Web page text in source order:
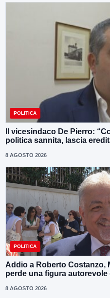
POLITICA
Il vicesindaco De Pierro:
politica sannita, lascia
8 AGOSTO 2026
POLITICA
Addio a Roberto Costanzo,
perde una figura autorevole
8 AGOSTO 2026